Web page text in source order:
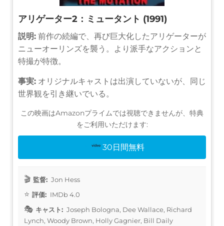
アリゲーター2：ミュータント (1991)
説明: 前作の続編で、再び巨大化したアリゲーターが
ニューオーリンズを襲う。より派手なアクションと
特撮が特徴。
事実: オリジナルキャストは出演していないが、同じ
世界観を引き継いでいる。
この映画はAmazonプライムでは視聴できませんが、特典
をご利用いただけます:
30日間無料
監督: Jon Hess
評価: IMDb 4.0
キャスト: Joseph Bologna, Dee Wallace, Richard
Lynch, Woody Brown, Holly Gagnier, Bill Daily